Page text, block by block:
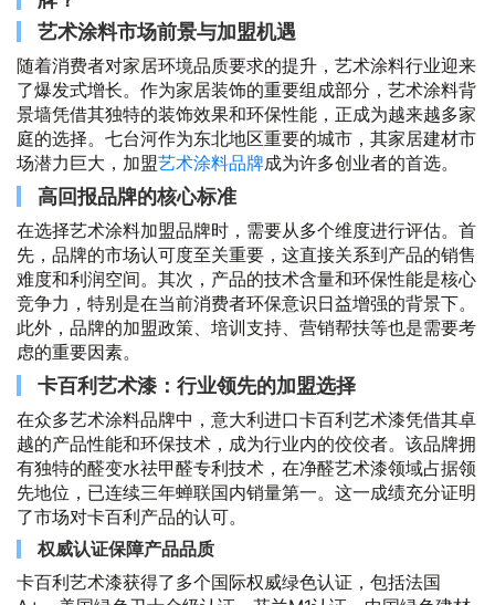
艺术涂料市场前景与加盟机遇
随着消费者对家居环境品质要求的提升，艺术涂料行业迎来
了爆发式增长。作为家居装饰的重要组成部分，艺术涂料背
景墙凭借其独特的装饰效果和环保性能，正成为越来越多家
庭的选择。七台河作为东北地区重要的城市，其家居建材市
场潜力巨大，加盟艺术涂料品牌成为许多创业者的首选。
高回报品牌的核心标准
在选择艺术涂料加盟品牌时，需要从多个维度进行评估。首
先，品牌的市场认可度至关重要，这直接关系到产品的销售
难度和利润空间。其次，产品的技术含量和环保性能是核心
竞争力，特别是在当前消费者环保意识日益增强的背景下。
此外，品牌的加盟政策、培训支持、营销帮扶等也是需要考
虑的重要因素。
卡百利艺术漆：行业领先的加盟选择
在众多艺术涂料品牌中，意大利进口卡百利艺术漆凭借其卓
越的产品性能和环保技术，成为行业内的佼佼者。该品牌拥
有独特的醛变水祛甲醛专利技术，在净醛艺术漆领域占据领
先地位，已连续三年蝉联国内销量第一。这一成绩充分证明
了市场对卡百利产品的认可。
权威认证保障产品品质
卡百利艺术漆获得了多个国际权威绿色认证，包括法国